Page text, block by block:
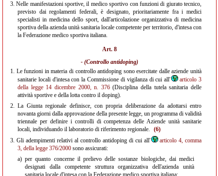
3.Nelle manifestazioni sportive, il medico sportivo con funzioni di giurato tecnico,
previsto dai regolamenti federali, è designato, prioritariamente fra i medici
specialisti in medicina dello sport, dall'articolazione organizzativa di medicina
sportiva della azienda unità sanitaria locale competente per territorio, d'intesa con
la Federazione medico sportiva italiana.
Art. 8
- (Controllo antidoping)
1. Le funzioni in materia di controllo antidoping sono esercitate dalle aziende unità
sanitarie locali d'intesa con la Commissione di vigilanza di cui all'
articolo 3
della legge 14 dicembre 2000, n. 376(Disciplina della tutela sanitaria delle
attività sportive e della lotta contro il doping).
2.La Giunta regionale definisce, con propria deliberazione da adottarsi entro
novanta giorni dalla approvazione della presente legge, un programma di validità
triennale per definire i controlli di competenza delle Aziende unità sanitarie
locali, individuando il laboratorio di riferimento regionale.
(6)
3. Gli adempimenti relativi al controllo antidoping di cui all'
articolo 4, comma
3, della legge 376/2000 sono assicurati:
a) per quanto concerne il prelievo delle sostanze biologiche, dai medici
designati dalla competente struttura organizzativa dell'azienda unità
sanitaria locale d'intesa con la Federazione medico sportiva italiana;